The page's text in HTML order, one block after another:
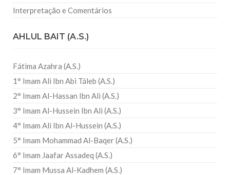
Interpretação e Comentários
AHLUL BAIT (A.S.)
Fátima Azahra (A.S.)
1° Imam Ali Ibn Abi Táleb (A.S.)
2° Imam Al-Hassan Ibn Ali (A.S.)
3° Imam Al-Hussein Ibn Ali (A.S.)
4° Imam Ali Ibn Al-Hussein (A.S.)
5° Imam Mohammad Al-Baqer (A.S.)
6° Imam Jaafar Assadeq (A.S.)
7° Imam Mussa Al-Kadhem (A.S.)